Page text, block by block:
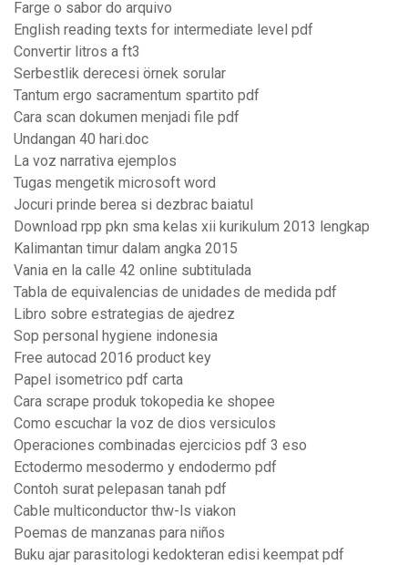
Farge o sabor do arquivo
English reading texts for intermediate level pdf
Convertir litros a ft3
Serbestlik derecesi örnek sorular
Tantum ergo sacramentum spartito pdf
Cara scan dokumen menjadi file pdf
Undangan 40 hari.doc
La voz narrativa ejemplos
Tugas mengetik microsoft word
Jocuri prinde berea si dezbrac baiatul
Download rpp pkn sma kelas xii kurikulum 2013 lengkap
Kalimantan timur dalam angka 2015
Vania en la calle 42 online subtitulada
Tabla de equivalencias de unidades de medida pdf
Libro sobre estrategias de ajedrez
Sop personal hygiene indonesia
Free autocad 2016 product key
Papel isometrico pdf carta
Cara scrape produk tokopedia ke shopee
Como escuchar la voz de dios versiculos
Operaciones combinadas ejercicios pdf 3 eso
Ectodermo mesodermo y endodermo pdf
Contoh surat pelepasan tanah pdf
Cable multiconductor thw-ls viakon
Poemas de manzanas para niños
Buku ajar parasitologi kedokteran edisi keempat pdf